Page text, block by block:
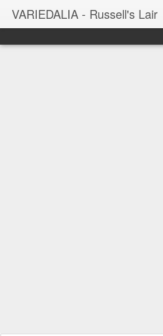
VARIEDALIA - Russell's Lair